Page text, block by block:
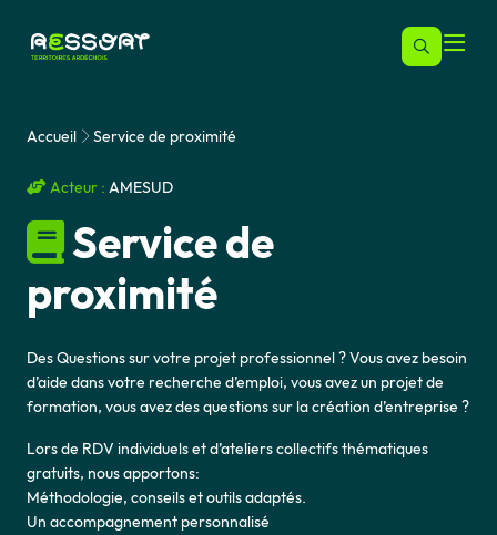
Accueil Service de proximité
Acteur : AMESUD
Service de
proximité
Des Questions sur votre projet professionnel ? Vous avez besoin
d’aide dans votre recherche d’emploi, vous avez un projet de
formation, vous avez des questions sur la création d’entreprise ?
Lors de RDV individuels et d’ateliers collectifs thématiques
gratuits, nous apportons:
Méthodologie, conseils et outils adaptés.
Un accompagnement personnalisé